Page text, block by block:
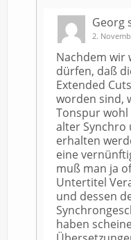
Georg
2.
Nachdem wir
dürfen, daß
Extended
worden sind,
Tonspur wohl
alter Synchro
erhalten
eine
muß man ja
Untertitel
und dessen
haben